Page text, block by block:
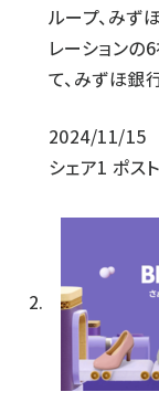
ループ、みず
レーションの
て、みずほ銀
2024/11/15
シェア1 ポスト